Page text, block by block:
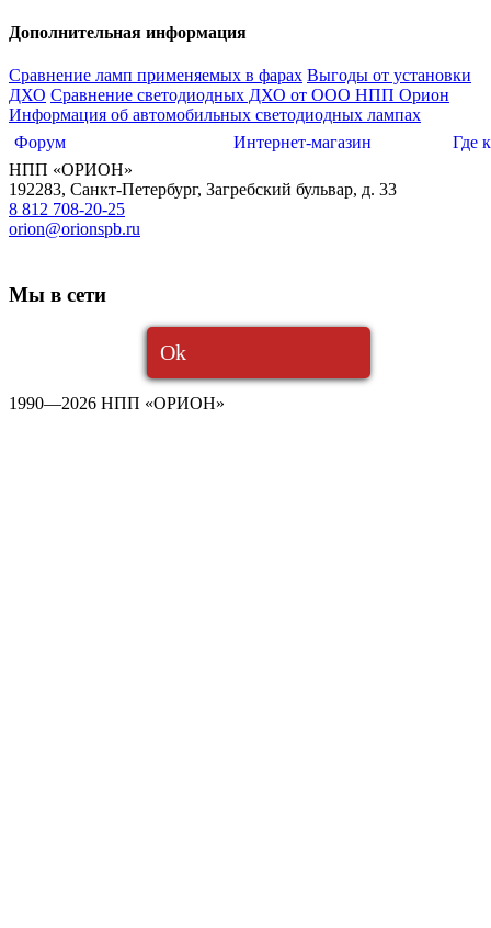
Дополнительная информация
Сравнение ламп применяемых в фарах Выгоды от установки
ДХО Сравнение светодиодных ДХО от ООО НПП Орион
Информация об автомобильных светодиодных лампах
Форум
Интернет-магазин
Где
НПП «ОРИОН»
192283, Санкт-Петербург, Загребский бульвар, д. 33
8 812 708-20-25
orion@orionspb.ru
Мы в сети
1990—2026 НПП «ОРИОН»
Ok